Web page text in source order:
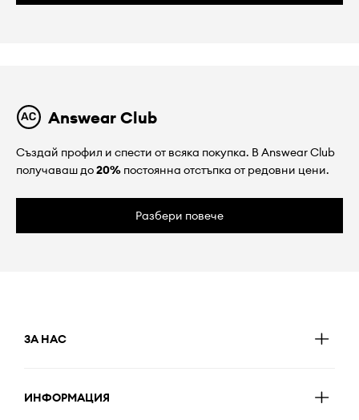
Answear Club
Създай профил и спести от всяка покупка. В Answear Club
получаваш до20% постоянна отстъпка от редовни цени.
Разбери повече
ЗА НАС
ИНФОРМАЦИЯ